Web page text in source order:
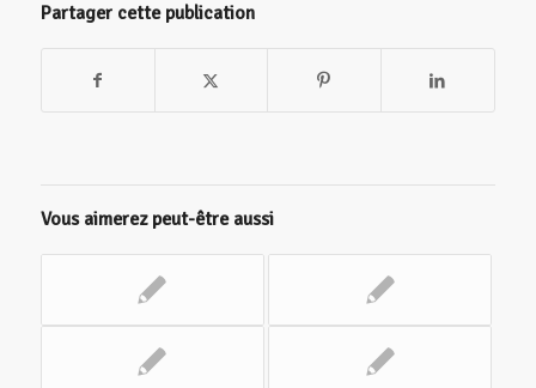
Partager cette publication
Vous aimerez peut-être aussi